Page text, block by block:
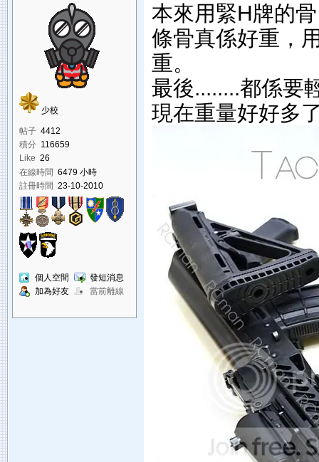
少校
帖子 4412
積分 116659
Like 26
在線時間 6479 小時
註冊時間 23-10-2010
個人空間
發短消息
加為好友
當前離線
本來用緊H牌的
條骨真係好重，
重。
最後........都係要
現在重量好好多